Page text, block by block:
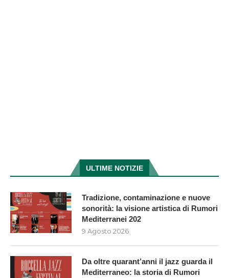
ULTIME NOTIZIE
Tradizione, contaminazione e nuove
sonorità: la visione artistica di Rumori
Mediterranei 202
9 Agosto 2026
Da oltre quarant’anni il jazz guarda il
Mediterraneo: la storia di Rumori